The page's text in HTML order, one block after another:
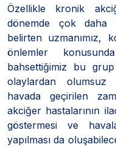
Özellikle kronik
dönemde çok daha
belirten uzmanımız,
önlemler
bahsettiğimiz bu
olaylardan olumsuz
havada geçirilen
akciğer hastalarının
göstermesi ve
yapılması da